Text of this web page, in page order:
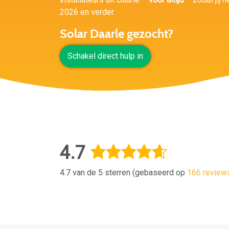
2026 en verder.
Solar Daarle gezocht?
Schakel direct hulp in
4.7
4.7 van de 5 sterren (gebaseerd op 166